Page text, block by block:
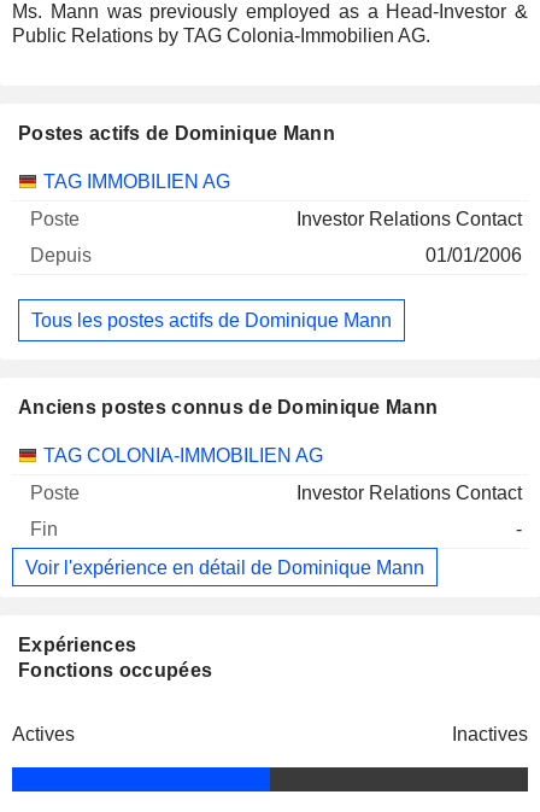
Ms. Mann was previously employed as a Head-Investor &
Public Relations by TAG Colonia-Immobilien AG.
Postes actifs de Dominique Mann
Sociétés Poste Début
TAG IMMOBILIEN AG
Investor Relations Contact
01/01/2006
Tous les postes actifs de Dominique Mann
Anciens postes connus de Dominique Mann
Sociétés Poste Fin
TAG COLONIA-IMMOBILIEN AG
Investor Relations Contact
-
Voir l'expérience en détail de Dominique Mann
Expériences
Fonctions occupées
Actives Inactives